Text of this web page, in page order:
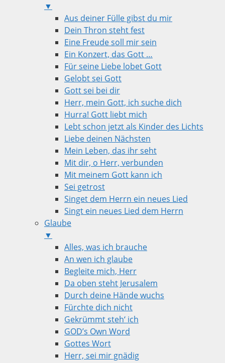
▼
Aus deiner Fülle gibst du mir
Dein Thron steht fest
Eine Freude soll mir sein
Ein Konzert, das Gott …
Für seine Liebe lobet Gott
Gelobt sei Gott
Gott sei bei dir
Herr, mein Gott, ich suche dich
Hurra! Gott liebt mich
Lebt schon jetzt als Kinder des Lichts
Liebe deinen Nächsten
Mein Leben, das ihr seht
Mit dir, o Herr, verbunden
Mit meinem Gott kann ich
Sei getrost
Singet dem Herrn ein neues Lied
Singt ein neues Lied dem Herrn
Glaube
▼
Alles, was ich brauche
An wen ich glaube
Begleite mich, Herr
Da oben steht Jerusalem
Durch deine Hände wuchs
Fürchte dich nicht
Gekrümmt steh‘ ich
GOD’s Own Word
Gottes Wort
Herr, sei mir gnädig